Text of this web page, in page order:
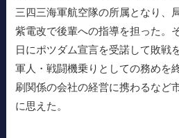
三四三海軍航空隊の所属となり、
紫電改で後輩への指導を担った。
日にポツダム宣言を受諾して敗戦
軍人・戦闘機乗りとしての務めを
刷関係の会社の経営に携わるなど
に思えた。